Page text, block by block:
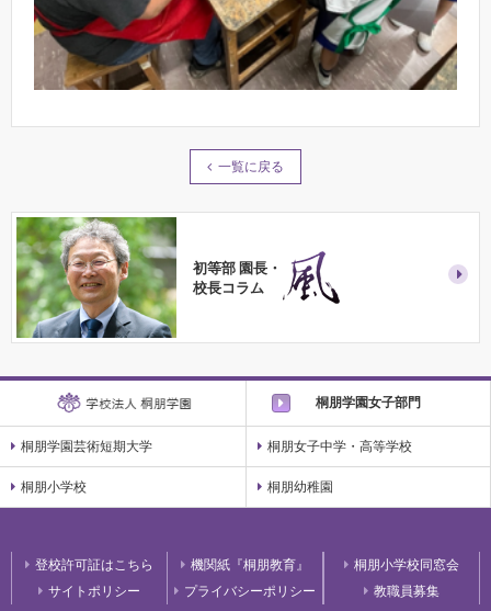
一覧に戻る
初等部 園長・
校長コラム
桐朋学園女子部門
桐朋学園芸術短期大学 桐朋女子中学・高等学校
桐朋小学校 桐朋幼稚園
登校許可証はこちら 機関紙『桐朋教育』
桐朋小学校同窓会
サイトポリシー
プライバシーポリシー 教職員募集